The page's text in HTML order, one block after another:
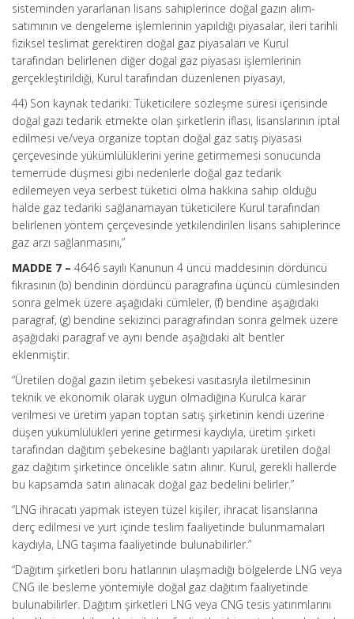
sisteminden yararlanan lisans sahiplerince doğal gazın alım-
satımının ve dengeleme işlemlerinin yapıldığı piyasalar, ileri tarihli
fiziksel teslimat gerektiren doğal gaz piyasaları ve Kurul
tarafından belirlenen diğer doğal gaz piyasası işlemlerinin
gerçekleştirildiği, Kurul tarafından düzenlenen piyasayı,
44) Son kaynak tedariki: Tüketicilere sözleşme süresi içerisinde
doğal gazı tedarik etmekte olan şirketlerin iflası, lisanslarının iptal
edilmesi ve/veya organize toptan doğal gaz satış piyasası
çerçevesinde yükümlülüklerini yerine getirmemesi sonucunda
temerrüde düşmesi gibi nedenlerle doğal gaz tedarik
edilemeyen veya serbest tüketici olma hakkına sahip olduğu
halde gaz tedariki sağlanamayan tüketicilere Kurul tarafından
belirlenen yöntem çerçevesinde yetkilendirilen lisans sahiplerince
gaz arzı sağlanmasını,”
MADDE 7 – 4646 sayılı Kanunun 4 üncü maddesinin dördüncü
fıkrasının (b) bendinin dördüncü paragrafına üçüncü cümlesinden
sonra gelmek üzere aşağıdaki cümleler, (f) bendine aşağıdaki
paragraf, (g) bendine sekizinci paragrafından sonra gelmek üzere
aşağıdaki paragraf ve aynı bende aşağıdaki alt bentler
eklenmiştir.
“Üretilen doğal gazın iletim şebekesi vasıtasıyla iletilmesinin
teknik ve ekonomik olarak uygun olmadığına Kurulca karar
verilmesi ve üretim yapan toptan satış şirketinin kendi üzerine
düşen yükümlülükleri yerine getirmesi kaydıyla, üretim şirketi
tarafından dağıtım şebekesine bağlantı yapılarak üretilen doğal
gaz dağıtım şirketince öncelikle satın alınır. Kurul, gerekli hallerde
bu kapsamda satın alınacak doğal gaz bedelini belirler.”
“LNG ihracatı yapmak isteyen tüzel kişiler, ihracat lisanslarına
derç edilmesi ve yurt içinde teslim faaliyetinde bulunmamaları
kaydıyla, LNG taşıma faaliyetinde bulunabilirler.”
“Dağıtım şirketleri boru hatlarının ulaşmadığı bölgelerde LNG veya
CNG ile besleme yöntemiyle doğal gaz dağıtım faaliyetinde
bulunabilirler. Dağıtım şirketleri LNG veya CNG tesis yatırımlarını